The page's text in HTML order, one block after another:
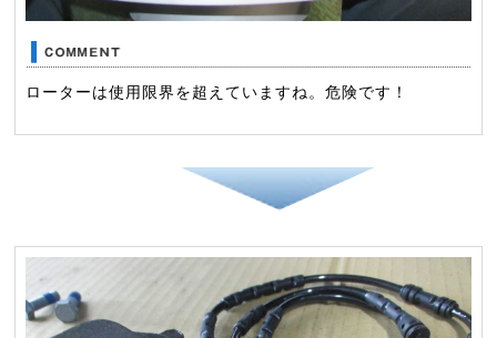
ローターは使用限界を超えていますね。危険です！